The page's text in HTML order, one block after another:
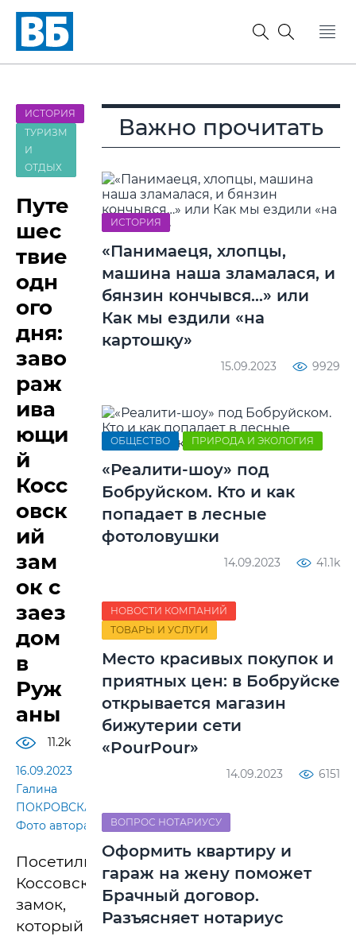
ИСТОРИЯ
ТУРИЗМ
И
ОТДЫХ
Путе
шес
твие
одн
ого
дня:
заво
раж
ива
ющи
й
Косс
овск
ий
зам
ок с
заез
дом
в
Руж
аны
11.2k
16.09.2023
Галина
ПОКРОВСКАЯ.
Фото автора
Посетили
Коссовский
замок,
который
Важно прочитать
ИСТОРИЯ
«Панимаеця, хлопцы,
машина наша зламалася, и
бянзин кончывся…» или
Как мы ездили «на
картошку»
15.09.2023 9929
ОБЩЕСТВО ПРИРОДА И ЭКОЛОГИЯ
«Реалити-шоу» под
Бобруйском. Кто и как
попадает в лесные
фотоловушки
14.09.2023 41.1k
НОВОСТИ КОМПАНИЙ
ТОВАРЫ И УСЛУГИ
Место красивых покупок и
приятных цен: в Бобруйске
открывается магазин
бижутерии сети
«PourPour»
14.09.2023 6151
ВОПРОС НОТАРИУСУ
Оформить квартиру и
гараж на жену поможет
Брачный договор.
Разъясняет нотариус